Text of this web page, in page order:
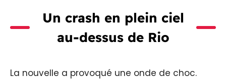
Un crash en plein ciel
au-dessus de Rio
La nouvelle a provoqué une onde de choc.